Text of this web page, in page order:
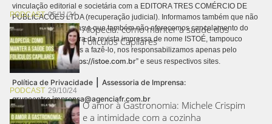
PODCAST05/11/24
Alopecia: como manter a saúde dos
Folículos Capilares
PODCAST 29/10/24
O amor à Gastronomia: Michele Crispim
e a intimidade com a cozinha
vinculação editorial e societária com a EDITORA TRES COMÉRCIO DE
PUBLICACÕES LTDA (recuperação judicial). Informamos também que não
realizamos cobranças e que também não oferecemos cancelamento do
contrato de assinatura da revista impressa de nome ISTOÉ, tampouco
autorizamos terceiros a fazê-lo, nos responsabilizamos apenas pelo
conteúdo digital “https://istoe.com.br” e seus respectivos sites.
Política de Privacidade | Assessoria de Imprensa:
grupoentre.imprensa@agenciafr.com.br